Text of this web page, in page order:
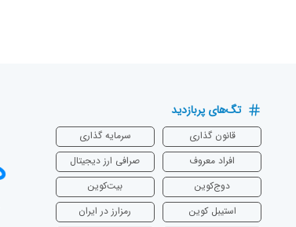
تگ‌های پربازدید
قانون گذاری
سرمایه‌ گذاری
افراد معروف
صرافی ارز دیجیتال
دوج‌کوین
بیت‌کوین
استیبل کوین
رمزارز در ایران